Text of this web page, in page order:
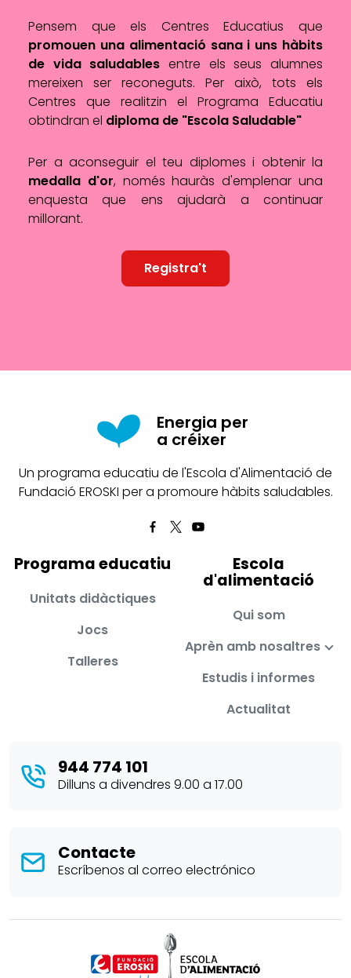
Pensem que els Centres Educatius que
promouen una alimentació sana i uns hàbits
de vida saludables entre els seus alumnes
mereixen ser reconeguts. Per això, tots els
Centres que realitzin el Programa Educatiu
obtindran el diploma de "Escola Saludable"
Per a aconseguir el teu diplomes i obtenir la
medalla d'or, només hauràs d'emplenar una
enquesta que ens ajudarà a continuar
millorant.
Registra't
Energia per
a créixer
Un programa educatiu de l'Escola d'Alimentació de
Fundació EROSKI per a promoure hàbits saludables.
Programa educatiu
Unitats didàctiques
Jocs
Talleres
Escola
d'alimentació
Qui som
Aprèn amb nosaltres
Estudis i informes
Actualitat
944 774 101
Dilluns a divendres 9.00 a 17.00
Contacte
Escríbenos al correo electrónico